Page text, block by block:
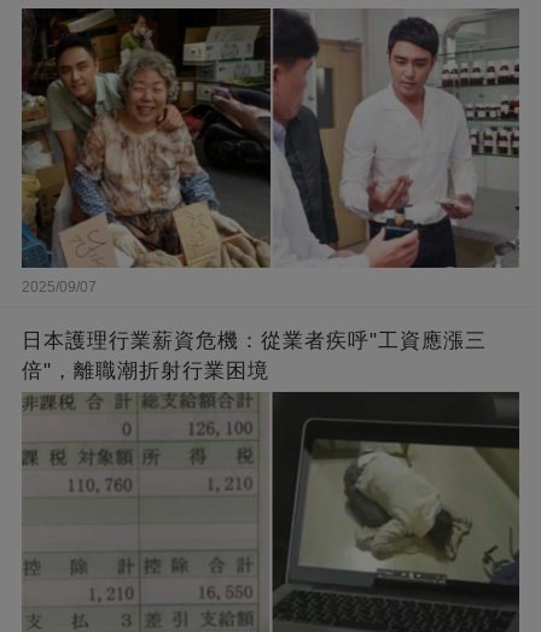
闆的福報
2025/09/07
日本護理行業薪資危機：從業者疾呼"工資應漲三
倍"，離職潮折射行業困境